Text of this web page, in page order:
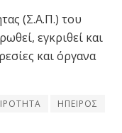
(Σ.Α.Π.) του
εγκριθεί και
και όργανα
ΗΠΕΙΡΟΣ